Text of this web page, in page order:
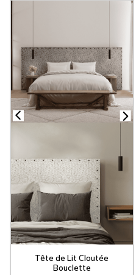
Tête de Lit Cloutée
Bouclette